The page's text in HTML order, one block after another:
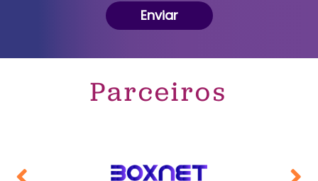
Parceiros